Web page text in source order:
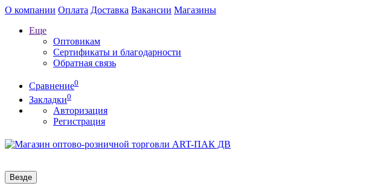
О компании Оплата Доставка Вакансии Магазины
Еще
Оптовикам
Сертификаты и благодарности
Обратная связь
Сравнение0
Закладки0
Авторизация
Регистрация
Везде